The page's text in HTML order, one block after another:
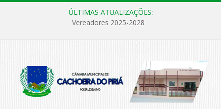
ÚLTIMAS ATUALIZAÇÕES:
Vereadores 2025-2028